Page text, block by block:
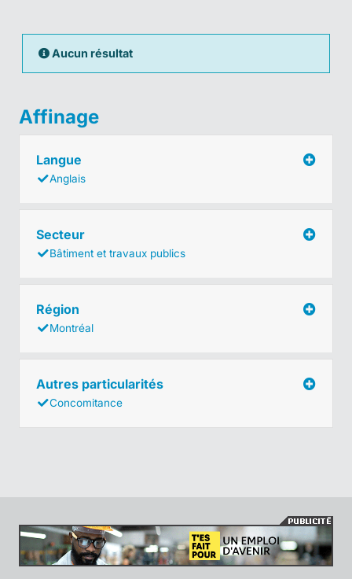
Aucun résultat
Affinage
Langue
Anglais
Secteur
Bâtiment et travaux publics
Région
Montréal
Autres particularités
Concomitance